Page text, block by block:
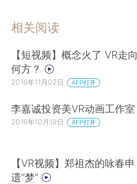
相关阅读
【短视频】概念火了 VR走向
何方？
2016年11月02日 APP打开
李嘉诚投资美VR动画工作室
2016年10月19日 APP打开
【VR视频】郑祖杰的咏春申
遗“梦”